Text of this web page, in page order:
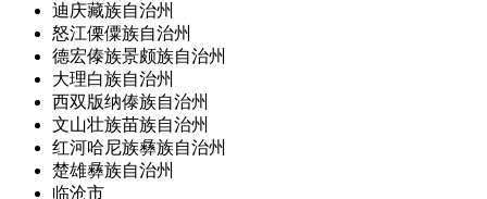
迪庆藏族自治州
怒江傈僳族自治州
德宏傣族景颇族自治州
大理白族自治州
西双版纳傣族自治州
文山壮族苗族自治州
红河哈尼族彝族自治州
楚雄彝族自治州
临沧市